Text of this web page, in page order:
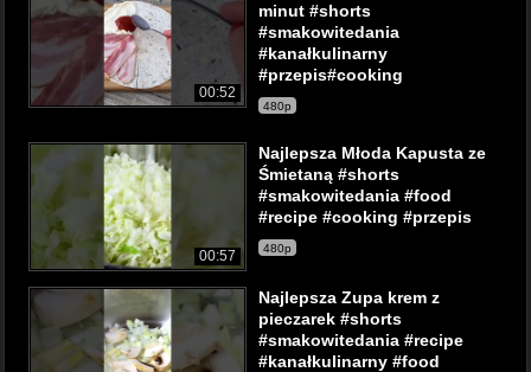
00:52
minut #shorts
#smakowitedania
#kanałkulinarny
#przepis#cooking
480p
00:57
Najlepsza Młoda Kapusta ze
Śmietaną #shorts
#smakowitedania #food
#recipe #cooking #przepis
480p
Najlepsza Zupa krem z
pieczarek #shorts
#smakowitedania #recipe
#kanałkulinarny #food